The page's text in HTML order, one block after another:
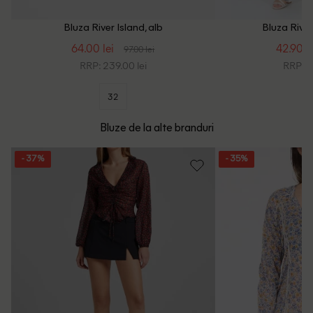
Bluza River Island, alb
64.00 lei 97.00 lei
RRP: 239.00 lei
32
Bluza
42.90
RRP:
Bluze de la alte branduri
- 37% - 35%